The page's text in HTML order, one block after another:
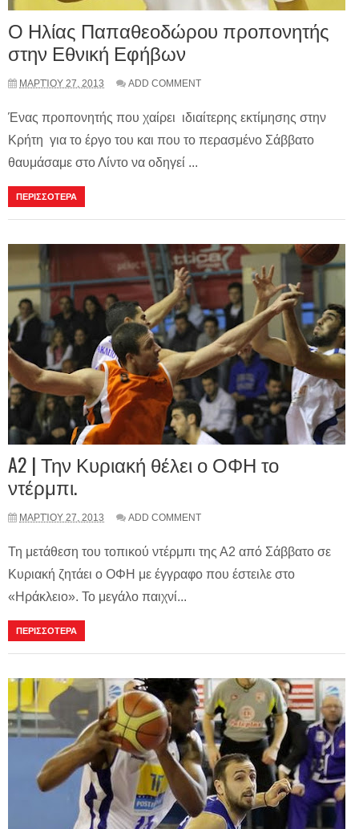
Ο Ηλίας Παπαθεοδώρου προπονητής
στην Εθνική Εφήβων
ΜΑΡΤΊΟΥ 27, 2013 ADD COMMENT
Ένας προπονητής που χαίρει ιδιαίτερης εκτίμησης στην
Κρήτη για το έργο του και που το περασμένο Σάββατο
θαυμάσαμε στο Λίντο να οδηγεί ...
ΠΕΡΙΣΣΟΤΕΡΑ
A2 | Την Κυριακή θέλει ο ΟΦΗ το
ντέρμπι.
ΜΑΡΤΊΟΥ 27, 2013 ADD COMMENT
Τη μετάθεση του τοπικού ντέρμπι της Α2 από Σάββατο σε
Κυριακή ζητάει ο ΟΦΗ με έγγραφο που έστειλε στο
«Ηράκλειο». Το μεγάλο παιχνί...
ΠΕΡΙΣΣΟΤΕΡΑ